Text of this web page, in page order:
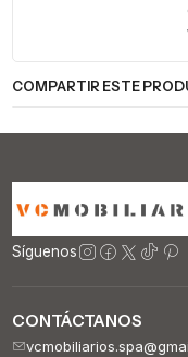
COMPARTIR ESTE
Síguenos
CONTÁCTANOS